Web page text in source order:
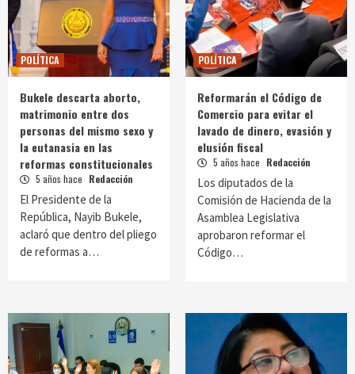
POLÍTICA
Bukele descarta aborto,
matrimonio entre dos
personas del mismo sexo y
la eutanasia en las
reformas constitucionales
5 años hace Redacción
El Presidente de la
República, Nayib Bukele,
aclaró que dentro del pliego
de reformas a…
POLÍTICA
Reformarán el Código de
Comercio para evitar el
lavado de dinero, evasión y
elusión fiscal
5 años hace Redacción
Los diputados de la
Comisión de Hacienda de la
Asamblea Legislativa
aprobaron reformar el
Código…